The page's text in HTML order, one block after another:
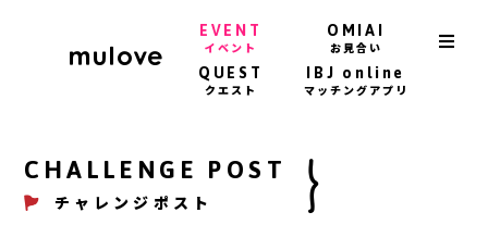
EVENT
イベント
OMIAI
お見合い
QUEST
クエスト
IBJ online
マッチングアプリ
CHALLENGE POST
チャレンジポスト